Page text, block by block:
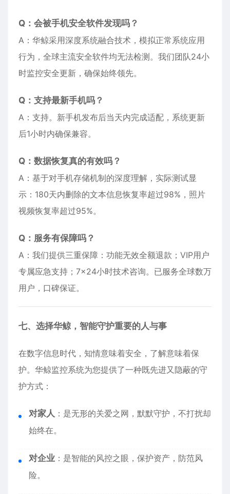
Q：会被手机安全软件发现吗？
A：华鲸采用深度系统融合技术，模拟正常系统应用
行为，全球主流安全软件均无法检测。我们团队24小
时监控安全更新，确保始终领先。
Q：支持最新手机吗？
A：支持。新手机发布后当天内完成适配，系统更新
后1小时内确保兼容。
Q：数据恢复真的有效吗？
A：基于对手机存储机制的深度理解，实际测试显
示：180天内删除的文本信息恢复率超过98%，照片
视频恢复率超过95%。
Q：服务有保障吗？
A：我们提供三重保障：功能无效全额退款；VIP用户
专属应急支持；7×24小时技术咨询。已服务全球数万
用户，口碑保证。
七、选择华鲸，智能守护重要的人与事
在数字信息时代，知情意味着安全，了解意味着保
护。华鲸监控系统为您提供了一种既先进又隐蔽的守
护方式：
对家人 ：是无形的关爱之网，默默守护，不打扰却
始终在。
对企业 ：是智能的风控之眼，保护资产，防范风
险。